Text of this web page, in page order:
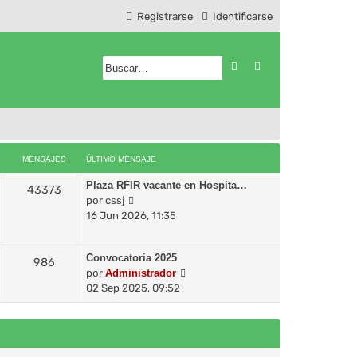
Identificarse
Registrarse
Buscar
MENSAJES ÚLTIMO MENSAJE
43373
Plaza RFIR vacante en Hospita…
por cssj
e
l
t
i
m
o
e
16 Jun 2026, 11:35
986
Convocatoria 2025
por Administrador
r
ú
t
02 Sep 2025, 09:52